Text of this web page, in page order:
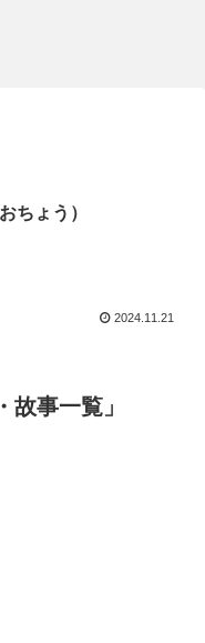
ちょう）
2024.11.21
事一覧」